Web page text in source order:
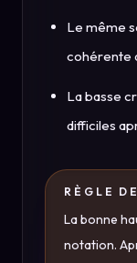
Le même
cohérente
La basse
difficiles
RÈGLE
La bonne
notation.